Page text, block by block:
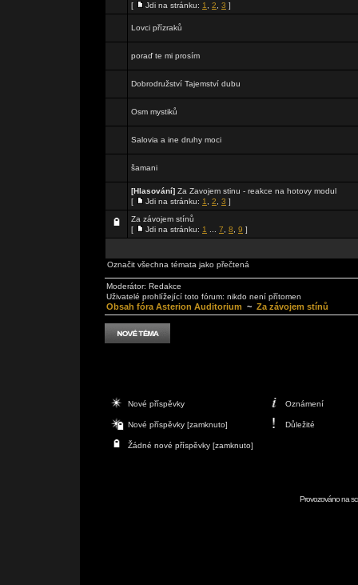
[
Jdi na stránku: 1 2 3 ]
Lovci přízraků
poraď te mi prosím
Dobrodružství Tajemství dubu
Osm mystiků
Salovia a ine druhy moci
šamani
[Hlasování] Za Zavojem stinu - reakce na hotovy modul
[
Jdi na stránku: 1 2 3 ]
Za závojem stínů
[
Jdi na stránku: 1 7 8 9 ]
Označit všechna témata jako přečtená
Moderátor: Redakce
Uživatelé prohlížející toto fórum: nikdo není přítomen
Obsah fóra Asterion Auditorium ~ Za závojem stínů
Nové příspěvky Oznámení
Nové příspěvky [zamknuto] Důležité
Žádné nové příspěvky [zamknuto]
Provozováno na